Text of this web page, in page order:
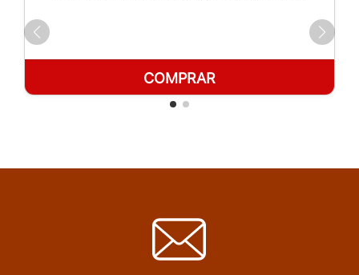
COMPRAR